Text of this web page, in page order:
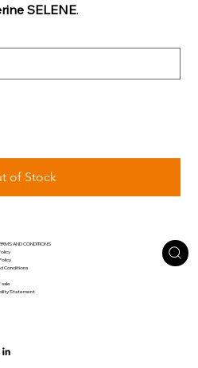
SELENE.
of Stock
AND CONDITIONS
Conditions
sale
Statement